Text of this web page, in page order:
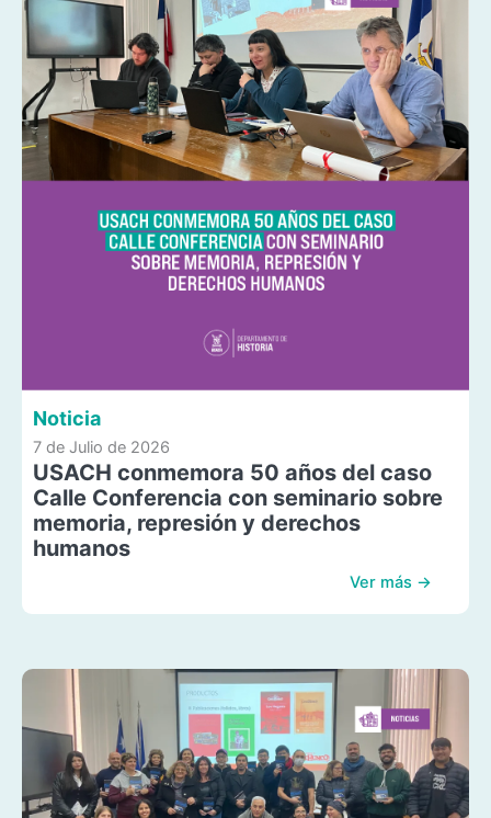
Noticia
7 de Julio de 2026
USACH conmemora 50 años del caso
Calle Conferencia con seminario sobre
memoria, represión y derechos
humanos
Ver más →